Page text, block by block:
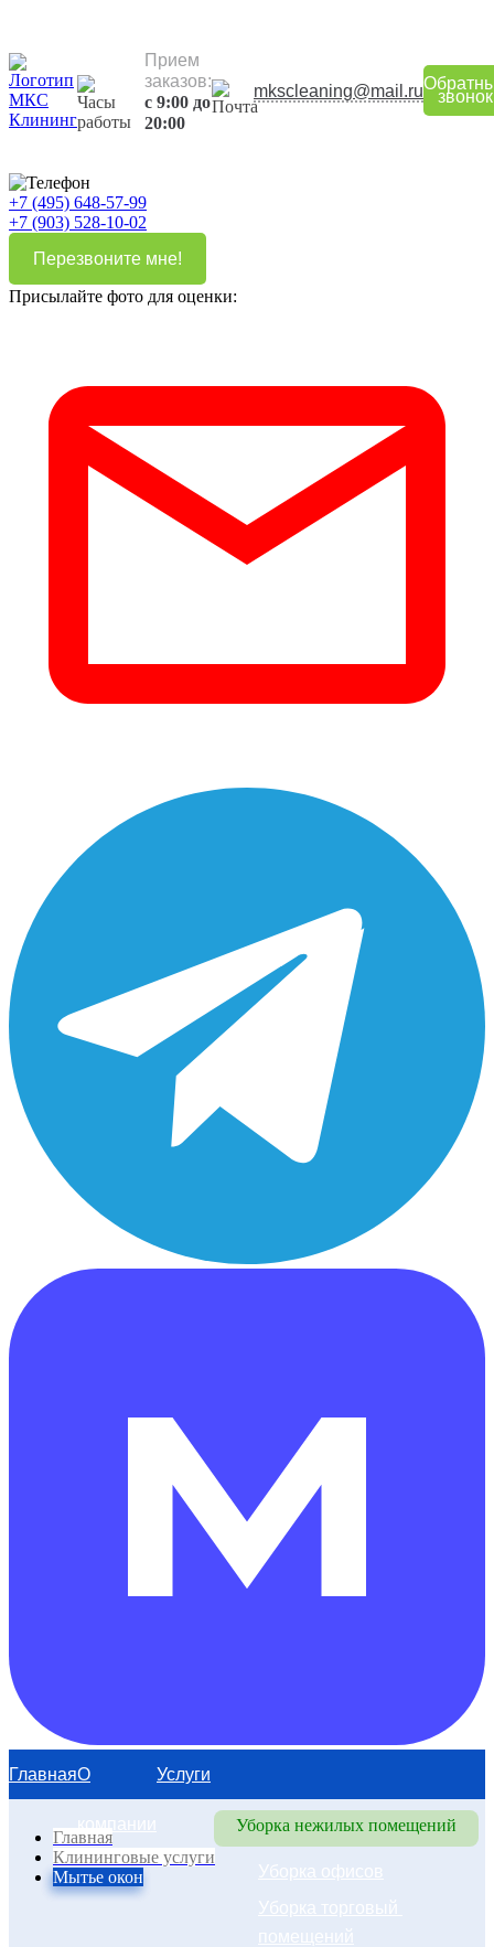
Прием
заказов:
с 9:00 до
20:00
mkscleaning@mail.ru звонок
+7 (495) 648-57-99
+7 (903) 528-10-02
Перезвоните мне!
Присылайте фото для оценки:
ГлавнаяО
компании
Услуги
Уборка нежилых помещений
Уборка офисов
Уборка торговый
помещений
Главная
Клининговые услуги
Мытье окон